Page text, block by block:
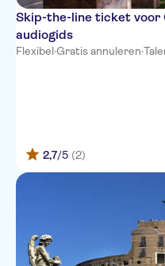
Skip-the-line ticket voor
audiogids
Flexibel·Gratis annuleren·
2,7/5 (2)